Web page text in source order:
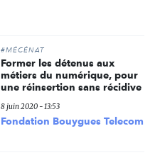
#MÉCÉNAT
Former les détenus aux
métiers du numérique, pour
une réinsertion sans récidive
8 juin 2020 - 13:53
Fondation Bouygues Telecom